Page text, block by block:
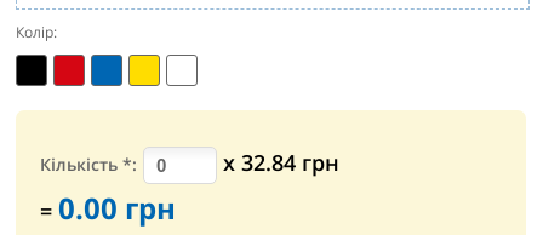
Колір:
Кількість*: х32.84 грн
=0.00 грн